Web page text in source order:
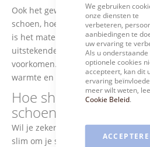
We gebruiken
onze diensten te
verbeteren,
aanbiedingen te
uw ervaring te
Als u onderstaande
optionele cookies
accepteert, kan dit
ervaring
meer wilt weten,
Cookie Beleid.
Ook het gewicht van de schoen
schoen, hoe minder snel je
is het materiaal van de schoen
uitstekende keuze, omdat het
voorkomen. Synthetische
warmte en vocht vast en dat wil je
Hoe shop je de
schoenen?
Wil je zeker weten dat je de juiste
slim om je schoenen aan het